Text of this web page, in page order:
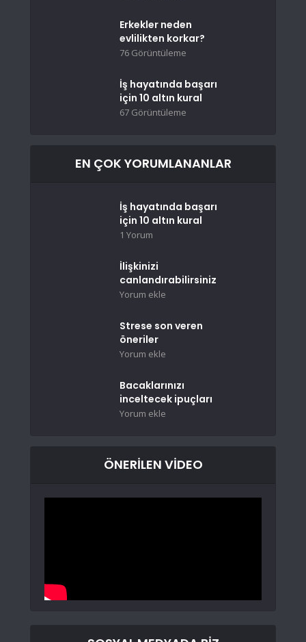
Erkekler neden
evlilikten korkar?
76 Görüntüleme
İş hayatında başarı
için 10 altın kural
67 Görüntüleme
EN ÇOK YORUMLANANLAR
İş hayatında başarı
için 10 altın kural
1 Yorum
İlişkinizi
canlandırabilirsiniz
Yorum ekle
Strese son veren
öneriler
Yorum ekle
Bacaklarınızı
inceltecek ipuçları
Yorum ekle
ÖNERİLEN VİDEO